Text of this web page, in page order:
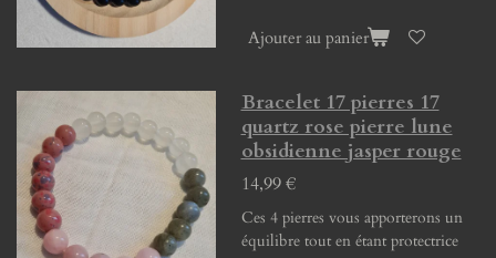
Ajouter au panier
Bracelet 17 pierres 17
quartz rose pierre lune
obsidienne jasper rouge
14,99 €
Ces 4 pierres vous apporterons un
équilibre tout en étant protectrice